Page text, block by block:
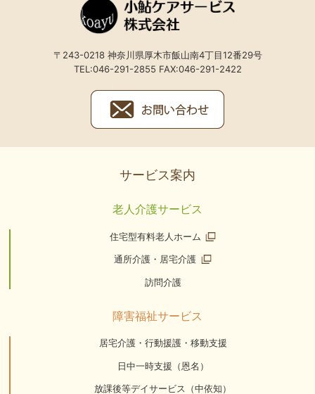
〒243-0218 神奈川県厚木市飯山南4丁目12番29号
TEL:046-291-2855 FAX:046-291-2422
サービス案内
老人介護サービス
住宅型有料老人ホーム
通所介護・居宅介護
訪問介護
障害福祉サービス
居宅介護・行動援護・移動支援
日中一時支援（恩名）
放課後等デイサービス（中依知）